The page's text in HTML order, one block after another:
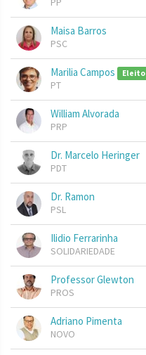
Maisa Barros
PSC
Marilia Campos Eleito
PT
William Alvorada
PRP
Dr. Marcelo Heringer
PDT
Dr. Ramon
PSL
Ilidio Ferrarinha
SOLIDARIEDADE
Professor Glewton
PROS
Adriano Pimenta
NOVO